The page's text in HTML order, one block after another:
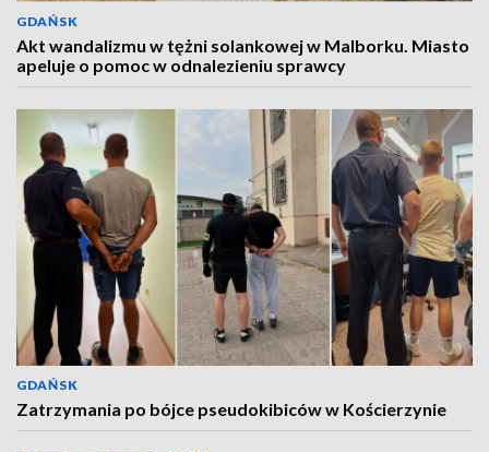
GDAŃSK
Akt wandalizmu w tężni solankowej w Malborku. Miasto
apeluje o pomoc w odnalezieniu sprawcy
GDAŃSK
Zatrzymania po bójce pseudokibiców w Kościerzynie